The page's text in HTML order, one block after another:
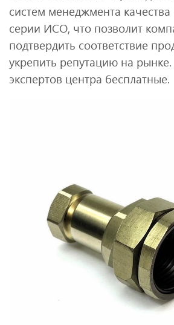
систем менеджмента качества
серии ИСО, что позволит
подтвердить соответствие
укрепить репутацию на
экспертов центра бесплатные.